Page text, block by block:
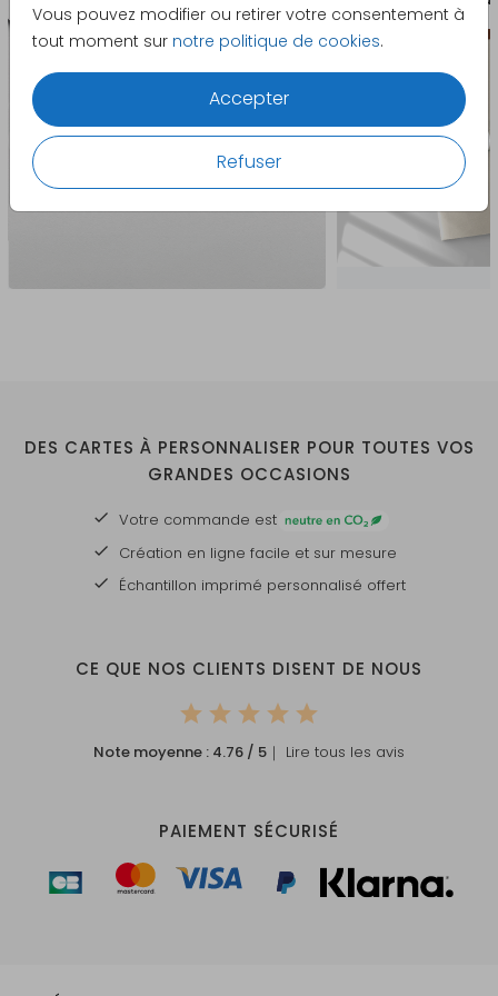
Vous pouvez modifier ou retirer votre consentement à
tout moment sur notre politique de cookies.
Accepter
Refuser
un insert de la même taille ou légèrement plus petit
que votre carte de mariage.
DES CARTES À PERSONNALISER POUR TOUTES VOS
GRANDES OCCASIONS
Votre commande est
Création en ligne facile et sur mesure
Échantillon imprimé personnalisé offert
CE QUE NOS CLIENTS DISENT DE NOUS
Note moyenne : 4.76 / 5 ｜ Lire tous les avis
PAIEMENT SÉCURISÉ